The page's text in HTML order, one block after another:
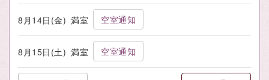
8月14日(金) 満室 空室通知
8月15日(土) 満室 空室通知